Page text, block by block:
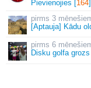
Pievienojies [164]
3
[Aptauja] Kādu
6
Disku golfa